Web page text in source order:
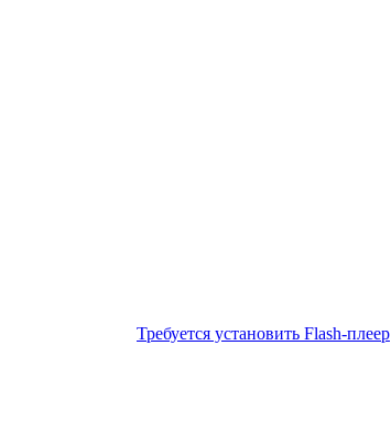
Требуется установить Flash-плеер